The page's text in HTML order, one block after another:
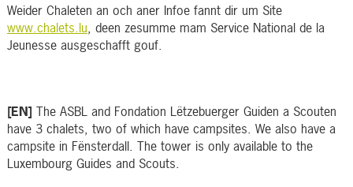
Weider Chaleten an och aner Infoe fannt dir um Site
www.chalets.lu, deen zesumme mam Service National de la
Jeunesse ausgeschafft gouf.
[EN] The ASBL and Fondation Lëtzebuerger Guiden a Scouten
have 3 chalets, two of which have campsites. We also have a
campsite in Fënsterdall. The tower is only available to the
Luxembourg Guides and Scouts.